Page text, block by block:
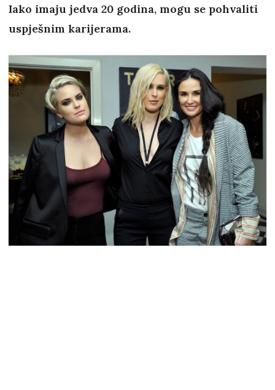
Iako imaju jedva 20 godina, mogu se pohvaliti
uspješnim karijerama.